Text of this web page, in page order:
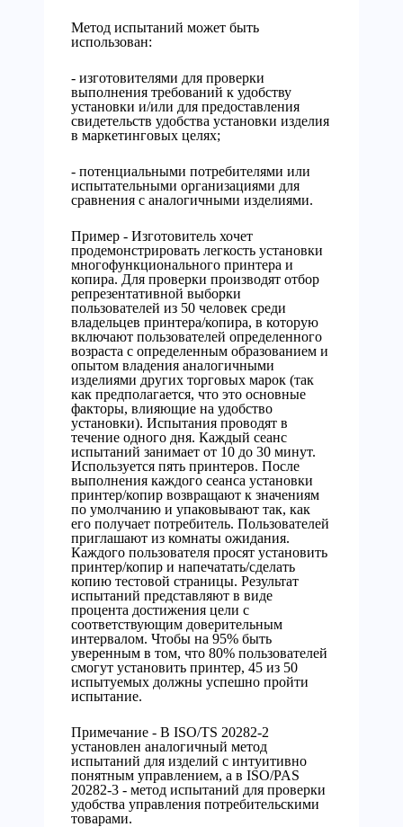
Метод испытаний может быть
использован:
- изготовителями для проверки
выполнения требований к удобству
установки и/или для предоставления
свидетельств удобства установки изделия
в маркетинговых целях;
- потенциальными потребителями или
испытательными организациями для
сравнения с аналогичными изделиями.
Пример - Изготовитель хочет
продемонстрировать легкость установки
многофункционального принтера и
копира. Для проверки производят отбор
репрезентативной выборки
пользователей из 50 человек среди
владельцев принтера/копира, в которую
включают пользователей определенного
возраста с определенным образованием и
опытом владения аналогичными
изделиями других торговых марок (так
как предполагается, что это основные
факторы, влияющие на удобство
установки). Испытания проводят в
течение одного дня. Каждый сеанс
испытаний занимает от 10 до 30 минут.
Используется пять принтеров. После
выполнения каждого сеанса установки
принтер/копир возвращают к значениям
по умолчанию и упаковывают так, как
его получает потребитель. Пользователей
приглашают из комнаты ожидания.
Каждого пользователя просят установить
принтер/копир и напечатать/сделать
копию тестовой страницы. Результат
испытаний представляют в виде
процента достижения цели с
соответствующим доверительным
интервалом. Чтобы на 95% быть
уверенным в том, что 80% пользователей
смогут установить принтер, 45 из 50
испытуемых должны успешно пройти
испытание.
Примечание - В ISO/TS 20282-2
установлен аналогичный метод
испытаний для изделий с интуитивно
понятным управлением, а в ISO/PAS
20282-3 - метод испытаний для проверки
удобства управления потребительскими
товарами.